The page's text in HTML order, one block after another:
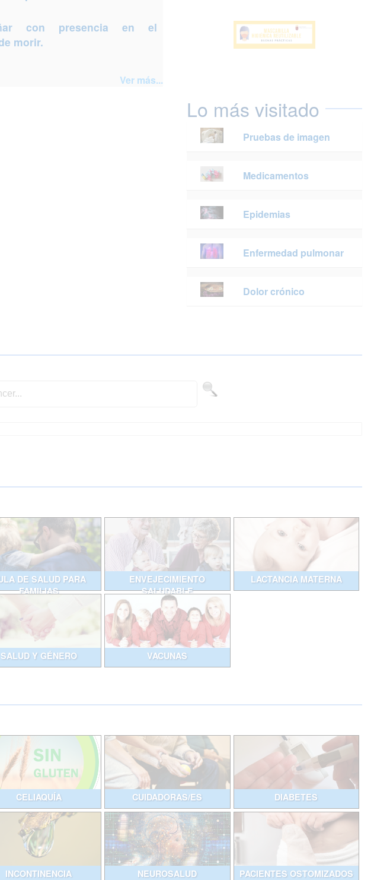
con presencia en el
morir.
Ver más...
Lo más visitado
Pruebas de imagen
Medicamentos
Epidemias
Enfermedad pulmonar
Dolor crónico
DE SALUD PARA
FAMILIAS
ENVEJECIMIENTO
SALUDABLE
LACTANCIA MATERNA
SALUD Y GÉNERO VACUNAS
CELIAQUÍA CUIDADORAS/ES DIABETES
INCONTINENCIA NEUROSALUD PACIENTES OSTOMIZADOS